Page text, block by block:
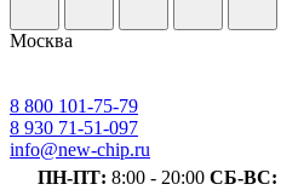
Москва
8 800 101-75-79
8 930 71-51-097
info@new-chip.ru
ПН-ПТ: 8:00 - 20:00 СБ-ВС: